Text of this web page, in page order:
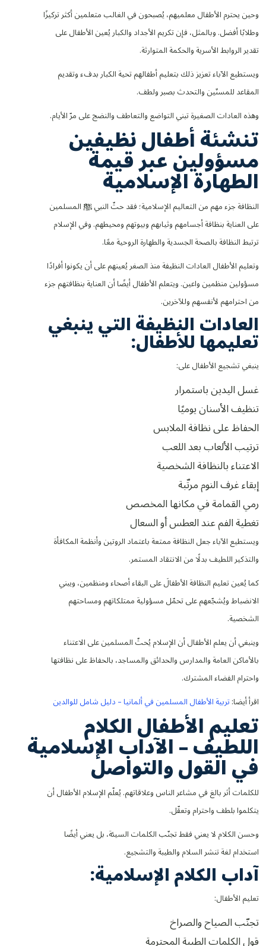
وحين يحترم الأطفال معلميهم، يُصبحون في الغالب متعلمين أكثر تركيزًا
وطلابًا أفضل. وبالمثل، فإن تكريم الأجداد والكبار يُعين الأطفال على
تقدير الروابط الأسرية والحكمة المتوارثة.
ويستطيع الآباء تعزيز ذلك بتعليم أطفالهم تحية الكبار بدفء وتقديم
المقاعد للمسنّين والتحدث بصبر ولطف.
وهذه العادات الصغيرة تبني التواضع والتعاطف والنضج على مرّ الأيام.
تنشئة أطفال نظيفين
مسؤولين عبر قيمة
الطهارة الإسلامية
النظافة جزء مهم من التعاليم الإسلامية؛ فقد حثّ النبي ﷺ المسلمين
على العناية بنظافة أجسامهم وثيابهم وبيوتهم ومحيطهم. وفي الإسلام
ترتبط النظافة بالصحة الجسدية والطهارة الروحية معًا.
وتعليم الأطفال العادات النظيفة منذ الصغر يُعينهم على أن يكونوا أفرادًا
مسؤولين منظمين واعين. ويتعلم الأطفال أيضًا أن العناية بنظافتهم جزء
من احترامهم لأنفسهم وللآخرين.
العادات النظيفة التي ينبغي
تعليمها للأطفال:
ينبغي تشجيع الأطفال على:
غسل اليدين باستمرار
تنظيف الأسنان يوميًا
الحفاظ على نظافة الملابس
ترتيب الألعاب بعد اللعب
الاعتناء بالنظافة الشخصية
إبقاء غرف النوم مرتّبة
رمي القمامة في مكانها المخصص
تغطية الفم عند العطس أو السعال
ويستطيع الآباء جعل النظافة ممتعة باعتماد الروتين وأنظمة المكافأة
والتذكير اللطيف بدلًا من الانتقاد المستمر.
كما يُعين تعليم النظافة الأطفالَ على البقاء أصحاء ومنظمين، ويبني
الانضباط ويُشجّعهم على تحمّل مسؤولية ممتلكاتهم ومساحتهم
الشخصية.
وينبغي أن يعلم الأطفال أن الإسلام يُحثّ المسلمين على الاعتناء
بالأماكن العامة والمدارس والحدائق والمساجد، بالحفاظ على نظافتها
واحترام الفضاء المشترك.
اقرأ أيضا:تربية الأطفال المسلمين في ألمانيا – دليل شامل للوالدين
تعليم الأطفال الكلام
اللطيف – الآداب الإسلامية
في القول والتواصل
للكلمات أثر بالغ في مشاعر الناس وعلاقاتهم. يُعلّم الإسلام الأطفال أن
يتكلموا بلطف واحترام وتعقّل.
وحسن الكلام لا يعني فقط تجنّب الكلمات السيئة، بل يعني أيضًا
استخدام لغة تنشر السلام والطيبة والتشجيع.
آداب الكلام الإسلامية:
تعليم الأطفال:
تجنّب الصياح والصراخ
قول الكلمات الطيبة المحترمة